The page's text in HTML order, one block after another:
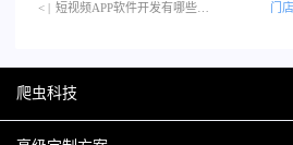
< |
爬虫科技